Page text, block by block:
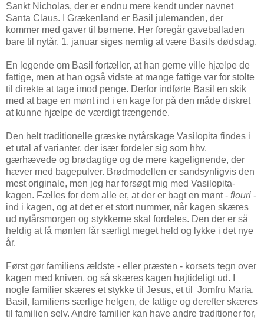
Sankt Nicholas, der er endnu mere kendt under navnet
Santa Claus. I Grækenland er Basil julemanden, der
kommer med gaver til børnene. Her foregår gaveballaden
bare til nytår. 1. januar siges nemlig at være Basils dødsdag.
En legende om Basil fortæller, at han gerne ville hjælpe de
fattige, men at han også vidste at mange fattige var for stolte
til direkte at tage imod penge. Derfor indførte Basil en skik
med at bage en mønt ind i en kage for på den måde diskret
at kunne hjælpe de værdigt trængende.
Den helt traditionelle græske nytårskage Vasilopita findes i
et utal af varianter, der især fordeler sig som hhv.
gærhævede og brødagtige og de mere kagelignende, der
hæver med bagepulver. Brødmodellen er sandsynligvis den
mest originale, men jeg har forsøgt mig med Vasilopita-
kagen. Fælles for dem alle er, at der er bagt en mønt - flouri -
ind i kagen, og at det er et stort nummer, når kagen skæres
ud nytårsmorgen og stykkerne skal fordeles. Den der er så
heldig at få mønten får særligt meget held og lykke i det nye
år.
Først gør familiens ældste - eller præsten - korsets tegn over
kagen med kniven, og så skæres kagen højtideligt ud. I
nogle familier skæres et stykke til Jesus, et til Jomfru Maria,
Basil, familiens særlige helgen, de fattige og derefter skæres
til familien selv. Andre familier kan have andre traditioner for,